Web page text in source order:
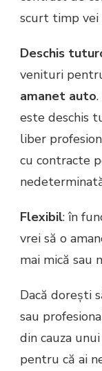
scurt timp vei
Deschis
venituri
amanet auto
este deschis
liber
cu contracte
Flexibil: în
vrei să o
mai mică sau
Dacă dorești
sau
din cauza
pentru că ai